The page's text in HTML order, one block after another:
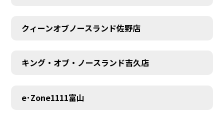
MEMBER
クィーンオブノースランド佐野店
キング・オブ・ノースランド吉久店
e･Zone1111富山